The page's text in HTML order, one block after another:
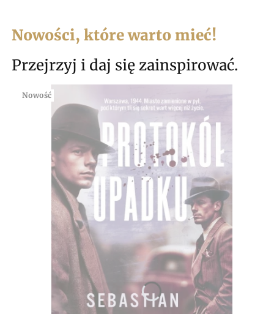
Nowości, które warto mieć!
Przejrzyj i daj się zainspirować.
Nowość